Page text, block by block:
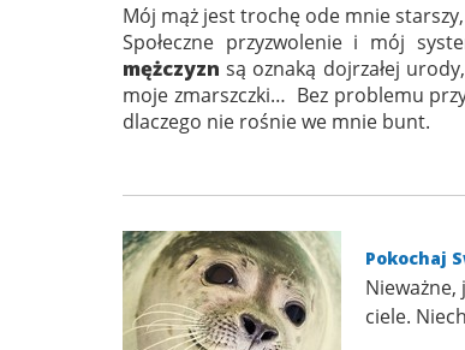
Mój mąż jest trochę ode mnie
Społeczne przyzwolenie i mój
mężczyznsą oznaką dojrzałej
moje zmarszczki… Bez problemu
dlaczego nie rośnie we mnie bunt.
Pokochaj
ciele.